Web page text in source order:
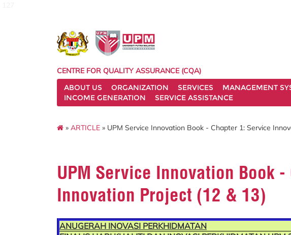
CENTRE FOR QUALITY ASSURANCE (CQA)
ABOUT US
ORGANIZATION SERVICES MANAGEMENT
INCOME GENERATION
SERVICE ASSISTANCE
» ARTICLE » UPM Service Innovation Book - Chapter 1: Service
UPM Service Innovation Book
Innovation Project (12 & 13)
ANUGERAH INOVASI PERKHIDMATAN